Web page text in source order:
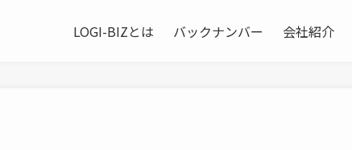
LOGI-BIZとは バックナンバー 会社紹介